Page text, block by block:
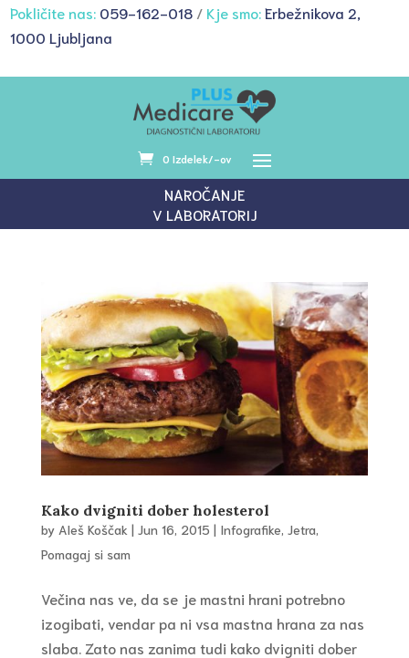
Pokličite nas: 059-162-018 / Kje smo:Erbežnikova 2,
1000 Ljubljana
0 Izdelek/-ov
NAROČANJE
V LABORATORIJ
Kako dvigniti dober holesterol
by Aleš Koščak | Jun 16, 2015 | Infografike, Jetra,
Pomagaj si sam
Večina nas ve, da se je mastni hrani potrebno
izogibati, vendar pa ni vsa mastna hrana za nas
slaba. Zato nas zanima tudi kako dvigniti dober